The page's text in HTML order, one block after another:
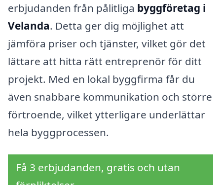
erbjudanden från pålitliga byggföretag i
Velanda. Detta ger dig möjlighet att
jämföra priser och tjänster, vilket gör det
lättare att hitta rätt entreprenör för ditt
projekt. Med en lokal byggfirma får du
även snabbare kommunikation och större
förtroende, vilket ytterligare underlättar
hela byggprocessen.
Få 3 erbjudanden, gratis och utan